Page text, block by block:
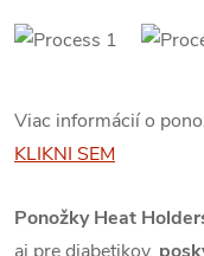
Viac informácií o
KLIKNI SEM
Ponožky Heat
aj pre diabetikov,